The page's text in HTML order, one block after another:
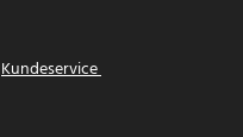
Kundeservice